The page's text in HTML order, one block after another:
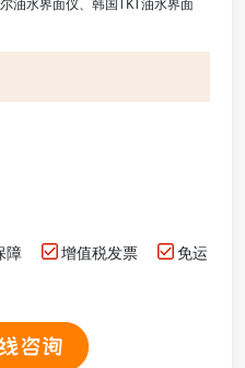
油水界面仪、韩国TKT油水界面
障 增值税发票
免运